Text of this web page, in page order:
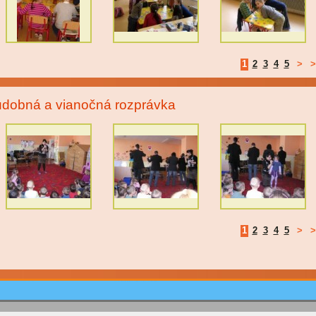
1 2 3 4 5 >
a vianočná rozprávka
1 2 3 4 5 >